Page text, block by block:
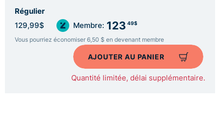
Régulier
129,99$ Membre: 123 49$
Vous pourriez économiser 6,50 $ en devenant membre
AJOUTER AU PANIER
Quantité limitée, délai supplémentaire.